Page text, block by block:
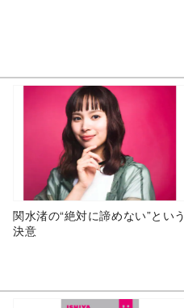
関水渚の“絶対に諦めない”という
決意